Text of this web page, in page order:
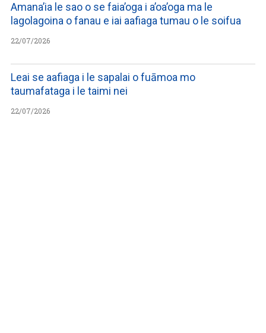
Amana’ia le sao o se faia’oga i a’oa’oga ma le
lagolagoina o fanau e iai aafiaga tumau o le soifua
22/07/2026
Leai se aafiaga i le sapalai o fuāmoa mo
taumafataga i le taimi nei
22/07/2026